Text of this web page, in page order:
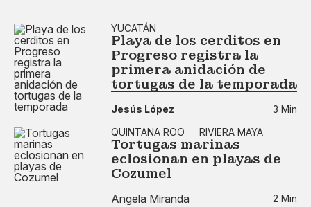
YUCATÁN
Playa de los cerditos en
Progreso registra la
primera anidación de
tortugas de la temporada
Jesús López
3 Min
QUINTANA ROO
RIVIERA MAYA
Tortugas marinas
eclosionan en playas de
Cozumel
Angela Miranda 2 Min